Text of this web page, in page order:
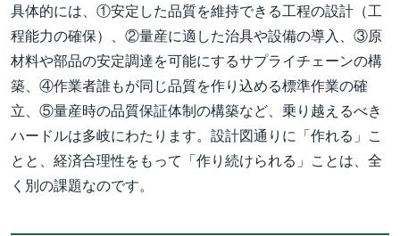
具体的には、①安定した品質を維持できる工程の設計（工
程能力の確保）、②量産に適した治具や設備の導入、③原
材料や部品の安定調達を可能にするサプライチェーンの構
築、④作業者誰もが同じ品質を作り込める標準作業の確
立、⑤量産時の品質保証体制の構築など、乗り越えるべき
ハードルは多岐にわたります。設計図通りに「作れる」こ
とと、経済合理性をもって「作り続けられる」ことは、全
く別の課題なのです。